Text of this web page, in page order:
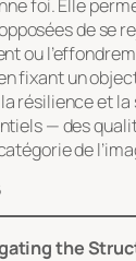
foi. Elle
de se
ou
fixant un
résilience et la
— des
de
the